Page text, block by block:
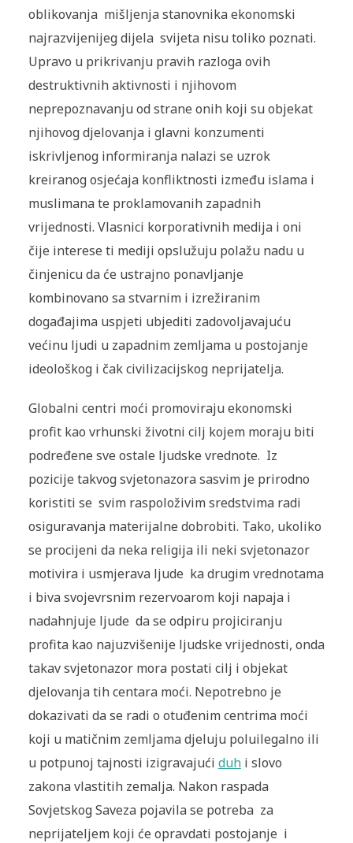
oblikovanja mišljenja stanovnika ekonomski
najrazvijenijeg dijela svijeta nisu toliko poznati.
Upravo u prikrivanju pravih razloga ovih
destruktivnih aktivnosti i njihovom
neprepoznavanju od strane onih koji su objekat
njihovog djelovanja i glavni konzumenti
iskrivljenog informiranja nalazi se uzrok
kreiranog osjećaja konfliktnosti između islama i
muslimana te proklamovanih zapadnih
vrijednosti. Vlasnici korporativnih medija i oni
čije interese ti mediji opslužuju polažu nadu u
činjenicu da će ustrajno ponavljanje
kombinovano sa stvarnim i izrežiranim
događajima uspjeti ubjediti zadovoljavajuću
većinu ljudi u zapadnim zemljama u postojanje
ideološkog i čak civilizacijskog neprijatelja.
Globalni centri moći promoviraju ekonomski
profit kao vrhunski životni cilj kojem moraju biti
podređene sve ostale ljudske vrednote. Iz
pozicije takvog svjetonazora sasvim je prirodno
koristiti se svim raspoloživim sredstvima radi
osiguravanja materijalne dobrobiti. Tako, ukoliko
se procijeni da neka religija ili neki svjetonazor
motivira i usmjerava ljude ka drugim vrednotama
i biva svojevrsnim rezervoarom koji napaja i
nadahnjuje ljude da se odpiru projiciranju
profita kao najuzvišenije ljudske vrijednosti, onda
takav svjetonazor mora postati cilj i objekat
djelovanja tih centara moći. Nepotrebno je
dokazivati da se radi o otuđenim centrima moći
koji u matičnim zemljama djeluju poluilegalno ili
u potpunoj tajnosti izigravajući duhi slovo
zakona vlastitih zemalja. Nakon raspada
Sovjetskog Saveza pojavila se potreba za
neprijateljem koji će opravdati postojanje i